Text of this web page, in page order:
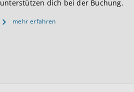
unterstützen dich bei der Buchung.
mehr erfahren